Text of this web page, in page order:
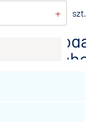
+ szt.